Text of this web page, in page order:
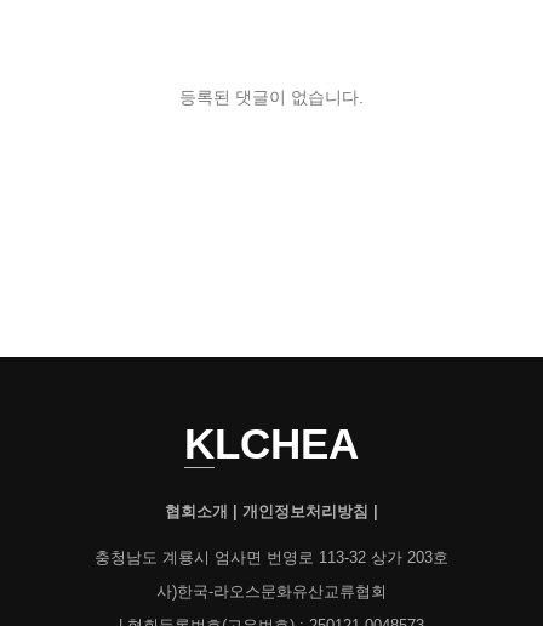
등록된 댓글이 없습니다.
KLCHEA
협회소개 개인정보처리방침
충청남도 계룡시 엄사면 번영로 113-32 상가 203호
사)한국-라오스문화유산교류협회